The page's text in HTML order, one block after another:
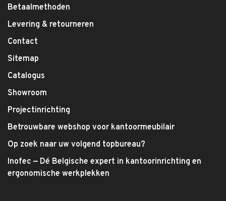
Betaalmethoden
Levering & retourneren
Contact
Sitemap
Catalogus
Showroom
Projectinrichting
Betrouwbare webshop voor kantoormeubilair
Op zoek naar uw volgend topbureau?
Inofec — Dé Belgische expert in kantoorinrichting en
ergonomische werkplekken